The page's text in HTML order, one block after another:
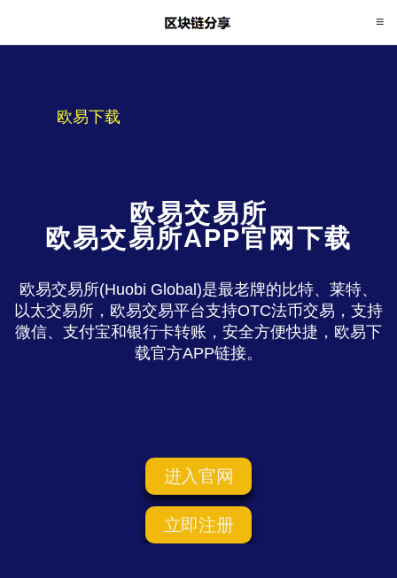
欧易下载
欧易交易所
欧易交易所APP官网下载
欧易交易所(Huobi Global)是最老牌的比特、莱特、
以太交易所，欧易交易平台支持OTC法币交易，支持
微信、支付宝和银行卡转账，安全方便快捷，欧易下
载官方APP链接。
进入官网
立即注册